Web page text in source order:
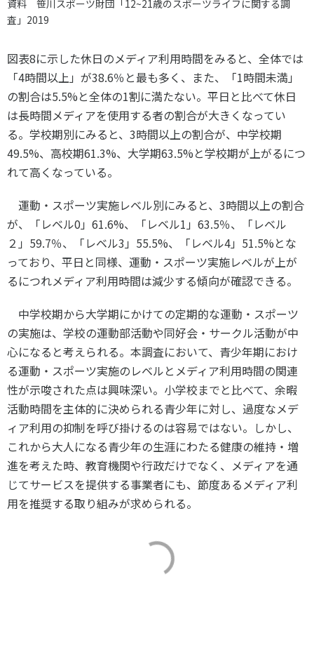
資料 笹川スポーツ財団「12~21歳のスポーツライフに関する調
査」2019
図表8に示した休日のメディア利用時間をみると、全体では
「4時間以上」が38.6％と最も多く、また、「1時間未満」
の割合は5.5%と全体の1割に満たない。平日と比べて休日
は長時間メディアを使用する者の割合が大きくなってい
る。学校期別にみると、 3時間以上の割合が、中学校期
49.5%、高校期61.3%、大学期63.5%と学校期が上がるにつ
れて高くなっている。
運動・スポーツ実施レベル別にみると、 3時間以上の割合
が、「レベル0 」 61.6%、「レベル1 」 63.5％、「レベル
２」 59.7％、「レベル3 」 55.5%、「レベル4」 51.5%とな
っており、平日と同様、運動・スポーツ実施レベルが上が
るにつれメディア利用時間は減少する傾向が確認できる。
中学校期から大学期にかけての定期的な運動・スポーツ
の実施は、学校の運動部活動や同好会・サークル活動が中
心になると考えられる。本調査において、青少年期におけ
る運動・スポーツ実施のレベルとメディア利用時間の関連
性が示唆された点は興味深い。小学校までと比べて、余暇
活動時間を主体的に決められる青少年に対し、過度なメデ
ィア利用の抑制を呼び掛けるのは容易ではない。しかし、
これから大人になる青少年の生涯にわたる健康の維持・増
進を考えた時、教育機関や行政だけでなく、メディアを通
じてサービスを提供する事業者にも、節度あるメディア利
用を推奨する取り組みが求められる。